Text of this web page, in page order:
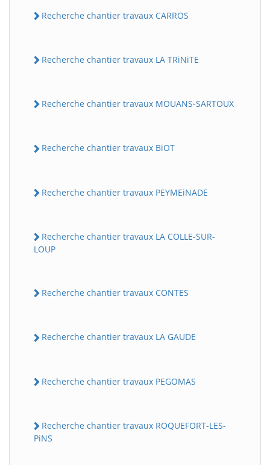
Recherche chantier travaux CARROS
Recherche chantier travaux LA TRiNiTE
Recherche chantier travaux MOUANS-SARTOUX
Recherche chantier travaux BiOT
Recherche chantier travaux PEYMEiNADE
Recherche chantier travaux LA COLLE-SUR-
LOUP
Recherche chantier travaux CONTES
Recherche chantier travaux LA GAUDE
Recherche chantier travaux PEGOMAS
Recherche chantier travaux ROQUEFORT-LES-
PiNS